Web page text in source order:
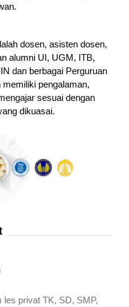
dosen, asisten dosen,
alumni UI, UGM, ITB,
dan berbagai Perguruan
pengalaman,
sesuai dengan
dikuasai.
les privat TK, SD, SMP,